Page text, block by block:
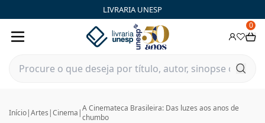
LIVRARIA UNESP
0
Início|Artes |Cinema |A Cinemateca Brasileira: Das luzes aos anos de
chumbo